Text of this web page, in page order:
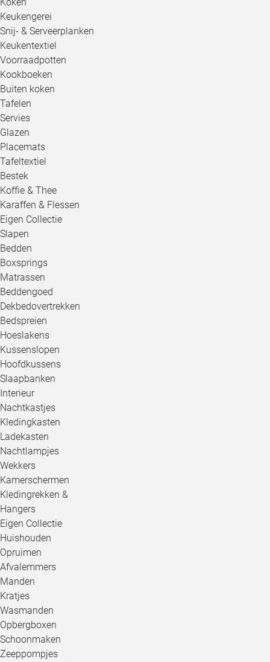
Keukengerei
Snij- & Serveerplanken
Keukentextiel
Voorraadpotten
Kookboeken
Buiten koken
Tafelen
Servies
Glazen
Placemats
Tafeltextiel
Bestek
Koffie & Thee
Karaffen & Flessen
Eigen Collectie
Slapen
Bedden
Boxsprings
Matrassen
Beddengoed
Dekbedovertrekken
Bedspreien
Hoeslakens
Kussenslopen
Hoofdkussens
Slaapbanken
Interieur
Nachtkastjes
Kledingkasten
Ladekasten
Nachtlampjes
Wekkers
Kamerschermen
Kledingrekken &
Hangers
Eigen Collectie
Huishouden
Opruimen
Afvalemmers
Manden
Kratjes
Wasmanden
Opbergboxen
Schoonmaken
Zeeppompjes